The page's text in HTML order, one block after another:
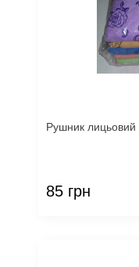
Рушник лицьовий
85 грн